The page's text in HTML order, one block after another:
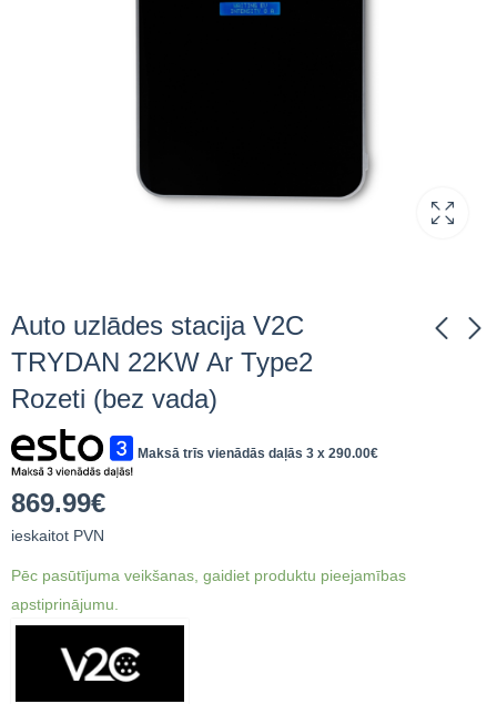
Auto uzlādes stacija V2C
TRYDAN 22KW Ar Type2
Rozeti (bez vada)
tērauda
482.79€ieskaitot
22 T2 10m
1,090.38
Maksā trīs vienādās daļās 3 x 290.00€
869.99€
ieskaitot PVN
Pēc pasūtījuma veikšanas, gaidiet produktu pieejamības
apstiprinājumu.